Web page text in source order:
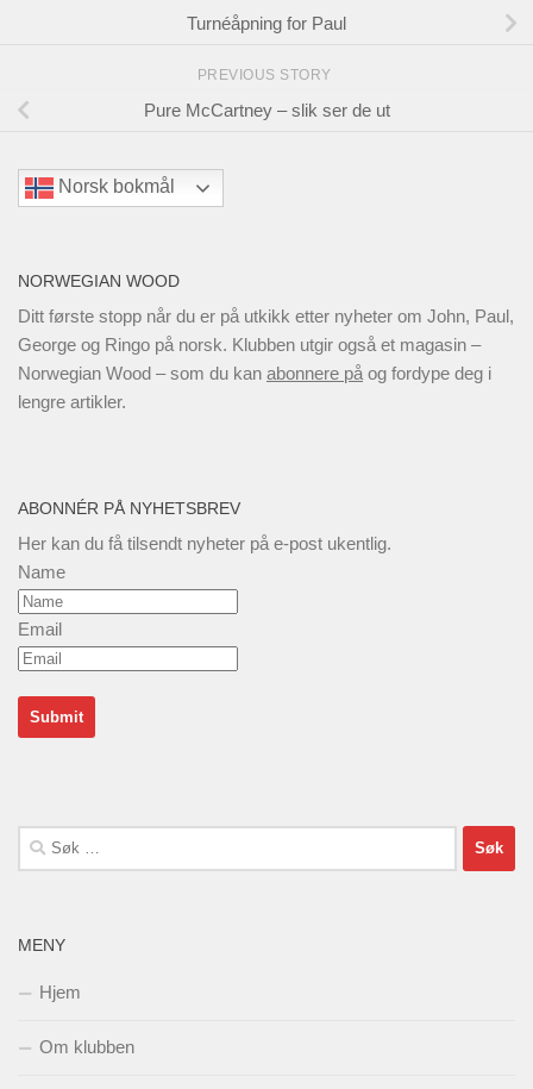
Turnéåpning for Paul
PREVIOUS STORY
Pure McCartney – slik ser de ut
Norsk bokmål
NORWEGIAN WOOD
Ditt første stopp når du er på utkikk etter nyheter om John, Paul,
George og Ringo på norsk. Klubben utgir også et magasin –
Norwegian Wood – som du kan abonnere på og fordype deg i
lengre artikler.
ABONNÉR PÅ NYHETSBREV
Her kan du få tilsendt nyheter på e-post ukentlig.
Name
Email
Søk
etter:
MENY
Hjem
Om klubben